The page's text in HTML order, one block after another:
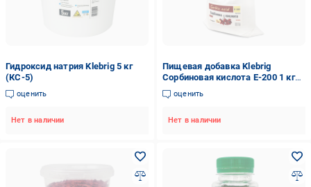
Гидроксид натрия Klebrig 5 кг
(КС-5)
оценить
Нет в наличии
Пищевая добавка Klebrig
Сорбиновая кислота Е-200 1 кг
(СОРкта-1)
оценить
Нет в наличии